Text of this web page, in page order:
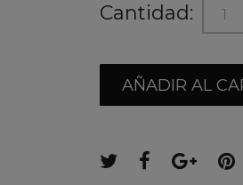
Cantidad:
AÑADIR AL